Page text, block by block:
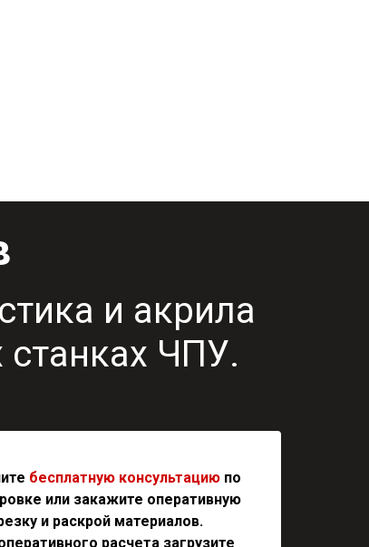
и акрила
станках ЧПУ.
бесплатную консультацию по
или закажите оперативную
и раскрой материалов.
расчета загрузите